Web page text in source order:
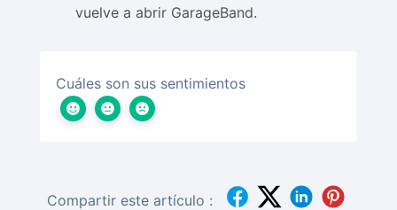
vuelve a abrir GarageBand.
Cuáles son sus sentimientos
Compartir este artículo :